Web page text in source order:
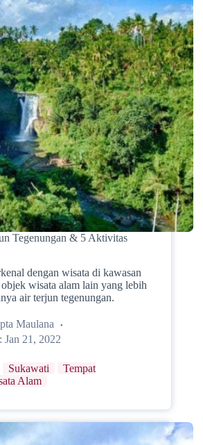
Tegenungan & 5 Aktivitas
dengan wisata di kawasan
wisata alam lain yang lebih
air terjun tegenungan.
Maulana
Jan 21, 2022
Sukawati
Tempat
Alam